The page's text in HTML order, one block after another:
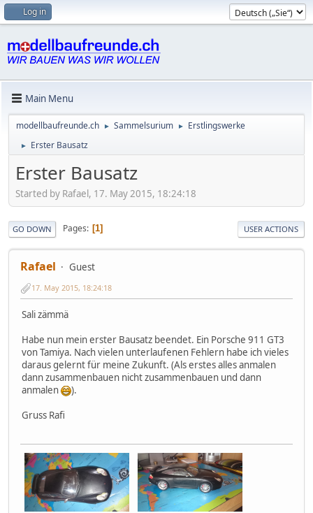
Log in
Main Menu
modellbaufreunde.ch ► Sammelsurium ► Erstlingswerke
► Erster Bausatz
Erster Bausatz
Started by Rafael, 17. May 2015, 18:24:18
GO DOWN Pages 1 USER ACTIONS
Rafael Guest
17. May 2015, 18:24:18
Sali zämmä
Habe nun mein erster Bausatz beendet. Ein Porsche 911 GT3
von Tamiya. Nach vielen unterlaufenen Fehlern habe ich vieles
daraus gelernt für meine Zukunft. (Als erstes alles anmalen
dann zusammenbauen nicht zusammenbauen und dann
anmalen
).
Gruss Rafi